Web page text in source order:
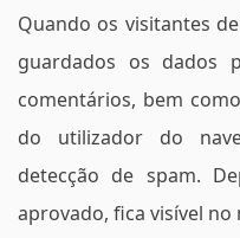
Quando os visitantes
guardados os dados
comentários, bem
do utilizador do
detecção de spam.
aprovado, fica visível no